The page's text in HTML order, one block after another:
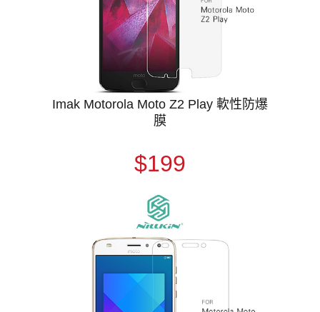
Imak Motorola Moto Z2 Play 軟性防爆
膜
$199